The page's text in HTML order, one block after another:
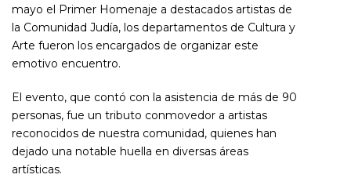
mayo el Primer Homenaje a destacados artistas de
la Comunidad Judía, los departamentos de Cultura y
Arte fueron los encargados de organizar este
emotivo encuentro.
El evento, que contó con la asistencia de más de 90
personas, fue un tributo conmovedor a artistas
reconocidos de nuestra comunidad, quienes han
dejado una notable huella en diversas áreas
artísticas.